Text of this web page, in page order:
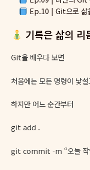
Ep.10 | Git으로 삶
기록은 삶의 리
Git을 배우다 보면
처음에는 모든 명령이 낯
하지만 어느 순간부터
git add .
git commit -m “오늘 작